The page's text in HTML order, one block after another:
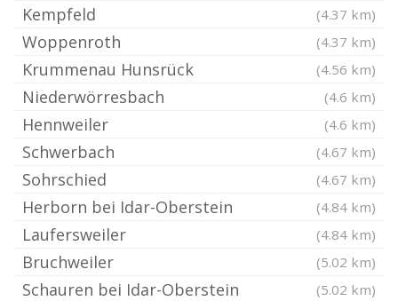
Kempfeld (4.37 km)
Woppenroth (4.37 km)
Krummenau Hunsrück (4.56 km)
Niederwörresbach (4.6 km)
Hennweiler (4.6 km)
Schwerbach (4.67 km)
Sohrschied (4.67 km)
Herborn bei Idar-Oberstein (4.84 km)
Laufersweiler (4.84 km)
Bruchweiler (5.02 km)
Schauren bei Idar-Oberstein (5.02 km)